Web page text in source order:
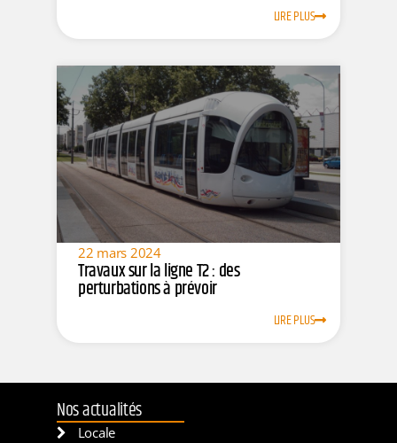
LIRE PLUS
22 mars 2024
Travaux sur la ligne T2 : des
perturbations à prévoir
LIRE PLUS
Nos actualités
Locale